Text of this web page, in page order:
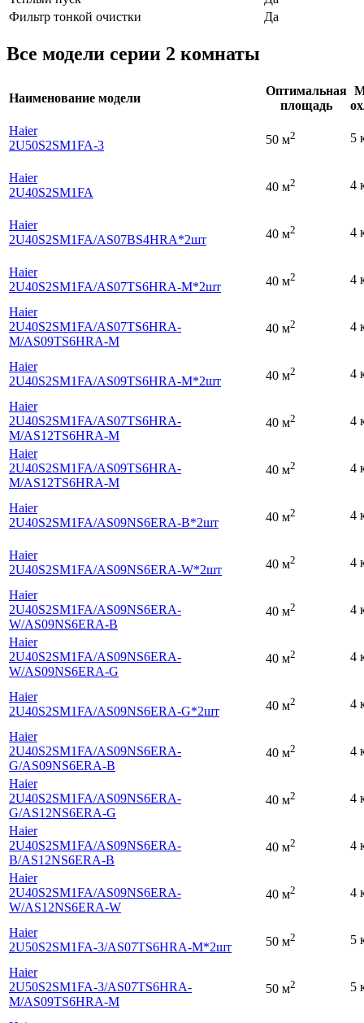
Фильтр тонкой очистки
Да
Все модели серии 2 комнаты
Наименование модели
Оптимальная
площадь
Haier
2U50S2SM1FA-3
50 м2 5
Haier
2U40S2SM1FA
40 м2 4
Haier
2U40S2SM1FA/AS07BS4HRA*2шт 40 м2 4
Haier
2U40S2SM1FA/AS07TS6HRA-M*2шт 40 м2 4
Haier
2U40S2SM1FA/AS07TS6HRA-
M/AS09TS6HRA-M
40 м2 4
Haier
2U40S2SM1FA/AS09TS6HRA-M*2шт 40 м2 4
Haier
2U40S2SM1FA/AS07TS6HRA-
M/AS12TS6HRA-M
40 м2 4
Haier
2U40S2SM1FA/AS09TS6HRA-
M/AS12TS6HRA-M
40 м2 4
Haier
2U40S2SM1FA/AS09NS6ERA-B*2шт 40 м2 4
Haier
2U40S2SM1FA/AS09NS6ERA-W*2шт 40 м2 4
Haier
2U40S2SM1FA/AS09NS6ERA-
W/AS09NS6ERA-B
40 м2 4
Haier
2U40S2SM1FA/AS09NS6ERA-
W/AS09NS6ERA-G
40 м2 4
Haier
2U40S2SM1FA/AS09NS6ERA-G*2шт 40 м2 4
Haier
2U40S2SM1FA/AS09NS6ERA-
G/AS09NS6ERA-B
40 м2 4
Haier
2U40S2SM1FA/AS09NS6ERA-
G/AS12NS6ERA-G
40 м2 4
Haier
2U40S2SM1FA/AS09NS6ERA-
B/AS12NS6ERA-B
40 м2 4
Haier
2U40S2SM1FA/AS09NS6ERA-
W/AS12NS6ERA-W
40 м2 4
Haier
2U50S2SM1FA-3/AS07TS6HRA-M*2шт 50 м2 5
Haier
2U50S2SM1FA-3/AS07TS6HRA-
M/AS09TS6HRA-M
50 м2 5